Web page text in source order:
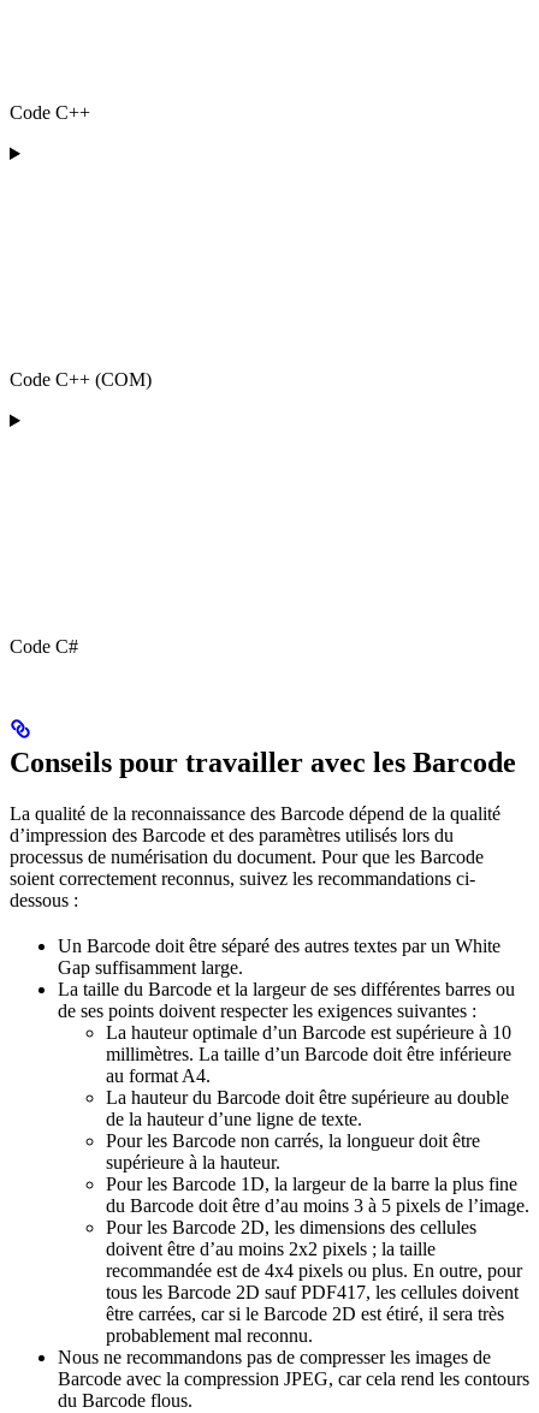
Code C++
Code C++ (COM)
Code C#
Conseils pour travailler avec les Barcode
La qualité de la reconnaissance des Barcode dépend de la qualité
d’impression des Barcode et des paramètres utilisés lors du
processus de numérisation du document. Pour que les Barcode
soient correctement reconnus, suivez les recommandations ci-
dessous :
Un Barcode doit être séparé des autres textes par un White
Gap suffisamment large.
La taille du Barcode et la largeur de ses différentes barres ou
de ses points doivent respecter les exigences suivantes :
La hauteur optimale d’un Barcode est supérieure à 10
millimètres. La taille d’un Barcode doit être inférieure
au format A4.
La hauteur du Barcode doit être supérieure au double
de la hauteur d’une ligne de texte.
Pour les Barcode non carrés, la longueur doit être
supérieure à la hauteur.
Pour les Barcode 1D, la largeur de la barre la plus fine
du Barcode doit être d’au moins 3 à 5 pixels de l’image.
Pour les Barcode 2D, les dimensions des cellules
doivent être d’au moins 2x2 pixels ; la taille
recommandée est de 4x4 pixels ou plus. En outre, pour
tous les Barcode 2D sauf PDF417, les cellules doivent
être carrées, car si le Barcode 2D est étiré, il sera très
probablement mal reconnu.
Nous ne recommandons pas de compresser les images de
Barcode avec la compression JPEG, car cela rend les contours
du Barcode flous.